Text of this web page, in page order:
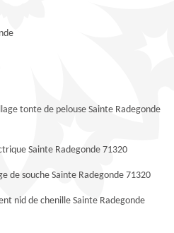
tonte de pelouse Sainte Radegonde
Sainte Radegonde 71320
de souche Sainte Radegonde 71320
nid de chenille Sainte Radegonde